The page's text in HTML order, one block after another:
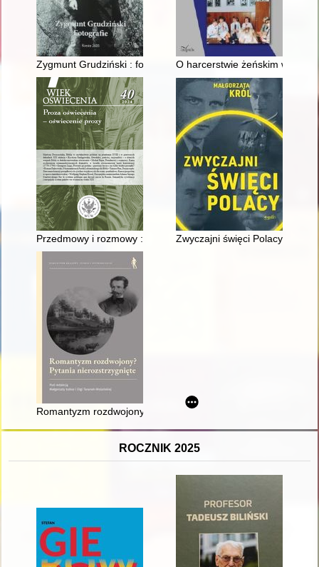
Zygmunt Grudziński : fotografieO harcerstwie żeńskim w
Przedmowy i rozmowy : rama wydawniczaZwyczajni święci Polacy
Romantyzm rozdwojony? : pytania nierozstrzygnięte
ROCZNIK 2025